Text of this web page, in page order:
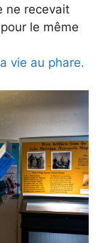
ne recevait
le même
vie au phare.